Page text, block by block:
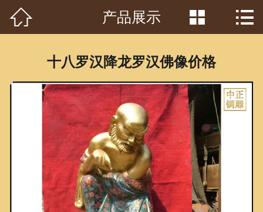
首页
产品中心
客户见证
常识问答
新闻资讯
 产品展示  
十八罗汉降龙罗汉佛像价格